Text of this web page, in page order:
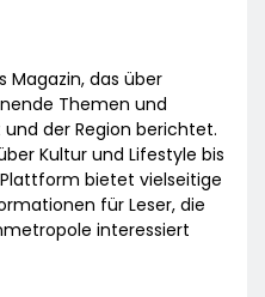
Magazin, das über
Themen und
der Region berichtet.
Kultur und Lifestyle bis
bietet vielseitige
für Leser, die
interessiert